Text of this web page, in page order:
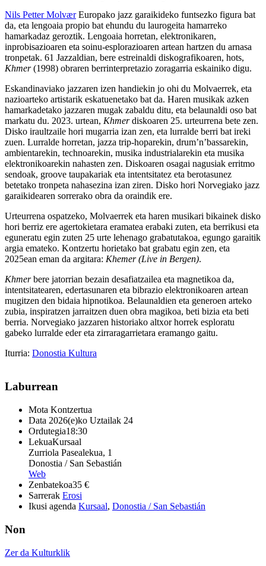
Nils Petter MolværEuropako jazz garaikideko funtsezko figura bat
da, eta lengoaia propio bat ehundu du laurogeita hamarreko
hamarkadaz geroztik. Lengoaia horretan, elektronikaren,
inprobisazioaren eta soinu-esplorazioaren artean hartzen du arnasa
tronpetak. 61 Jazzaldian, bere estreinaldi diskografikoaren, hots,
Khmer(1998) obraren berrinterpretazio zoragarria eskainiko digu.
Eskandinaviako jazzaren izen handiekin jo ohi du Molvaerrek, eta
nazioarteko artistarik eskatuenetako bat da. Haren musikak azken
hamarkadetako jazzaren mugak zabaldu ditu, eta belaunaldi oso bat
markatu du. 2023. urtean, Khmerdiskoaren 25. urteurrena bete zen.
Disko iraultzaile hori mugarria izan zen, eta lurralde berri bat ireki
zuen. Lurralde horretan, jazza trip-hoparekin, drum’n’bassarekin,
ambientarekin, technoarekin, musika industrialarekin eta musika
elektronikoarekin nahasten zen. Diskoaren osagai nagusiak erritmo
sendoak, groove taupakariak eta intentsitatez eta berotasunez
betetako tronpeta nahasezina izan ziren. Disko hori Norvegiako jazz
garaikidearen sorrerako obra da oraindik ere.
Urteurrena ospatzeko, Molvaerrek eta haren musikari bikainek disko
hori berriz ere agertokietara eramatea erabaki zuten, eta berrikusi eta
eguneratu egin zuten 25 urte lehenago grabatutakoa, egungo garaitik
argia emateko. Kontzertu horietako bat grabatu egin zen, eta
2025ean eman da argitara: Khemer (Live in Bergen).
Khmerbere jatorrian bezain desafiatzailea eta magnetikoa da,
intentsitatearen, edertasunaren eta bibrazio elektronikoaren artean
mugitzen den bidaia hipnotikoa. Belaunaldien eta generoen arteko
zubia, inspiratzen jarraitzen duen obra magikoa, beti bizia eta beti
berria. Norvegiako jazzaren historiako altxor horrek esploratu
gabeko lurralde eder eta zirraragarrietara eramango gaitu.
Iturria: Donostia Kultura
Laburrean
Mota Kontzertua
Data 2026(e)ko Uztailak 24
Ordutegia18:30
LekuaKursaal
Zurriola Pasealekua, 1
Donostia / San Sebastián
Web
Zenbatekoa35 €
Sarrerak Erosi
Ikusi agenda Kursaal, Donostia / San Sebastián
Non
Zer da Kulturklik